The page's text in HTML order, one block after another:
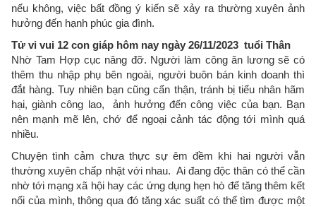
nếu không, việc bất đồng ý kiến sẽ xảy ra thường xuyên ảnh
hưởng đến hạnh phúc gia đình.
Tử vi vui 12 con giáp hôm nay ngày 26/11/2023 tuổi Thân
Nhờ Tam Hợp cục nâng đỡ. Người làm công ăn lương sẽ có
thêm thu nhập phụ bên ngoài, người buôn bán kinh doanh thì
đắt hàng. Tuy nhiên bạn cũng cẩn thận, tránh bị tiểu nhân hãm
hại, giành công lao, ảnh hưởng đến công việc của bạn. Bạn
nên mạnh mẽ lên, chớ để ngoại cảnh tác động tới mình quá
nhiều.
Chuyện tình cảm chưa thực sự êm đềm khi hai người vẫn
thường xuyên chấp nhặt với nhau. Ai đang độc thân có thể cần
nhờ tới mạng xã hội hay các ứng dụng hẹn hò để tăng thêm kết
nối của mình, thông qua đó tăng xác suất có thể tìm được một